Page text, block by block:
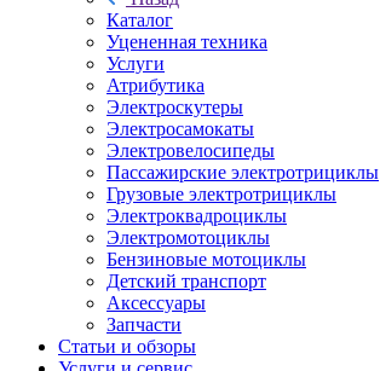
Каталог
Уцененная техника
Услуги
Атрибутика
Электроскутеры
Электросамокаты
Электровелосипеды
Пассажирские электротрициклы
Грузовые электротрициклы
Электроквадроциклы
Электромотоциклы
Бензиновые мотоциклы
Детский транспорт
Аксессуары
Запчасти
Статьи и обзоры